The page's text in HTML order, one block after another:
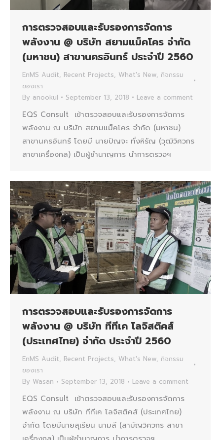
การตรวจสอบและรับรองการจัดการ
พลังงาน @ บริษัท สยามแม็คโคร จำกัด
(มหาชน) สาขานครอินทร์ ประจำปี 2560
EnMS Audit, Recent Projects, What's New, กิจกรรม
ของเรา
By anookul September 13, 2018 Leave a comment
EQS Consult เข้าตรวจสอบและรับรองการจัดการ
พลังงาน ณ บริษัท สยามแม็คโคร จำกัด (มหาชน)
สาขานครอินทร์ โดยมี นายปัญจะ ทั่งหิรัญ (วุฒิวิศวกร
สาขาเครื่องกล) เป็นผู้ชำนาญการ นำการตรวจฯ
การตรวจสอบและรับรองการจัดการ
พลังงาน @ บริษัท ทีทีเค โลจิสติคส์
(ประเทศไทย) จำกัด ประจำปี 2560
EnMS Audit, Recent Projects, What's New, กิจกรรม
ของเรา
By Wasan September 13, 2018 Leave a comment
EQS Consult เข้าตรวจสอบและรับรองการจัดการ
พลังงาน ณ บริษัท ทีทีเค โลจิสติคส์ (ประเทศไทย)
จำกัด โดยมีนายสุเรียน นามลี (สามัญวิศวกร สาขา